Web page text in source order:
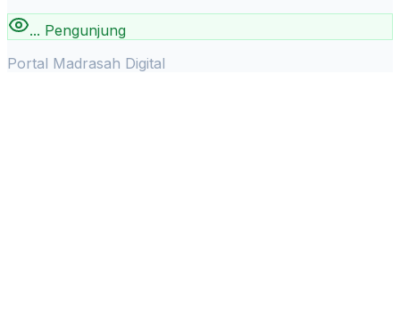
... Pengunjung
Portal Madrasah Digital